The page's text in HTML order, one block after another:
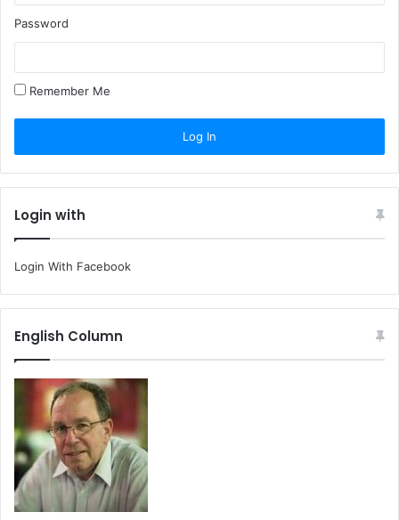
Password
Remember Me
Login with
Login With Facebook
English Column